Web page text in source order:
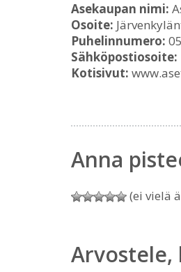
Asekaupan nimi:
Osoite:
Puhelinnumero:
Sähköpostiosoite:
Kotisivut:
Anna
(ei vielä